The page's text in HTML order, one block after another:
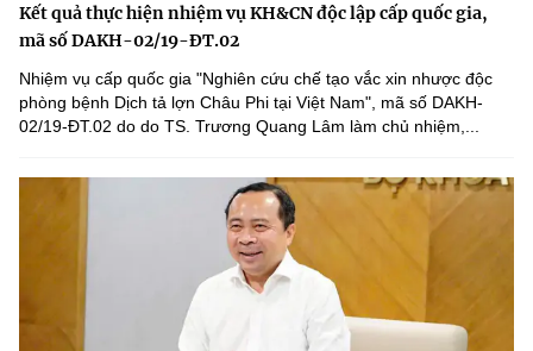
Kết quả thực hiện nhiệm vụ KH&CN độc lập cấp quốc gia,
mã số DAKH-02/19-ĐT.02
Nhiệm vụ cấp quốc gia "Nghiên cứu chế tạo vắc xin nhược độc
phòng bệnh Dịch tả lợn Châu Phi tại Việt Nam", mã số DAKH-
02/19-ĐT.02 do do TS. Trương Quang Lâm làm chủ nhiệm,...